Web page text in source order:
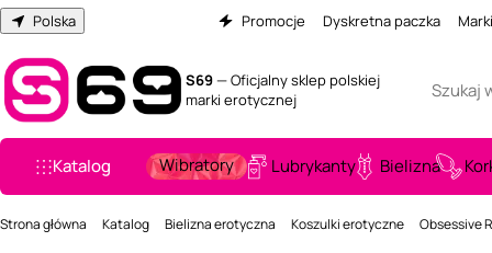
Polska Promocje Dyskretna paczka Marki
S69— Oficjalny sklep polskiej
marki erotycznej
Katalog Wibratory Lubrykanty Bielizna
Strona główna Katalog Bielizna erotyczna Koszulki erotyczne Obsessive